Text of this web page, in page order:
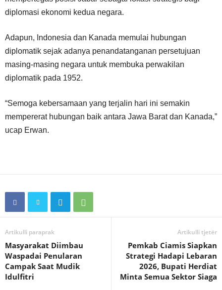
diplomasi ekonomi kedua negara.
Adapun, Indonesia dan Kanada memulai hubungan
diplomatik sejak adanya penandatanganan persetujuan
masing-masing negara untuk membuka perwakilan
diplomatik pada 1952.
“Semoga kebersamaan yang terjalin hari ini semakin
mempererat hubungan baik antara Jawa Barat dan Kanada,”
ucap Erwan.
Artikulli paraprak
Masyarakat Diimbau
Waspadai Penularan
Campak Saat Mudik
Idulfitri
Artikulli tjetër
Pemkab Ciamis Siapkan
Strategi Hadapi Lebaran
2026, Bupati Herdiat
Minta Semua Sektor Siaga